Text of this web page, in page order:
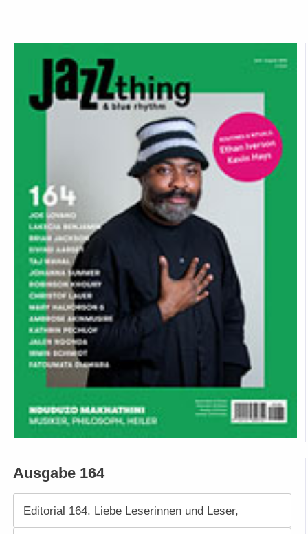
Ausgabe 164
Editorial 164. Liebe Leserinnen und Leser,